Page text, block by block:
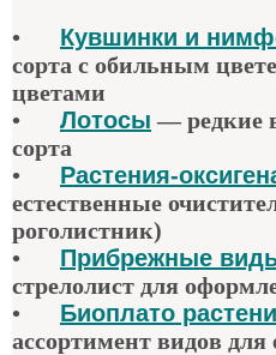
• Кувшинки и
сорта с обильным
цветами
•
Лотосы — редкие
сорта
•
Растения-
естественные
роголистник)
•
Прибрежные
стрелолист для
•
Биоплато
ассортимент видов для